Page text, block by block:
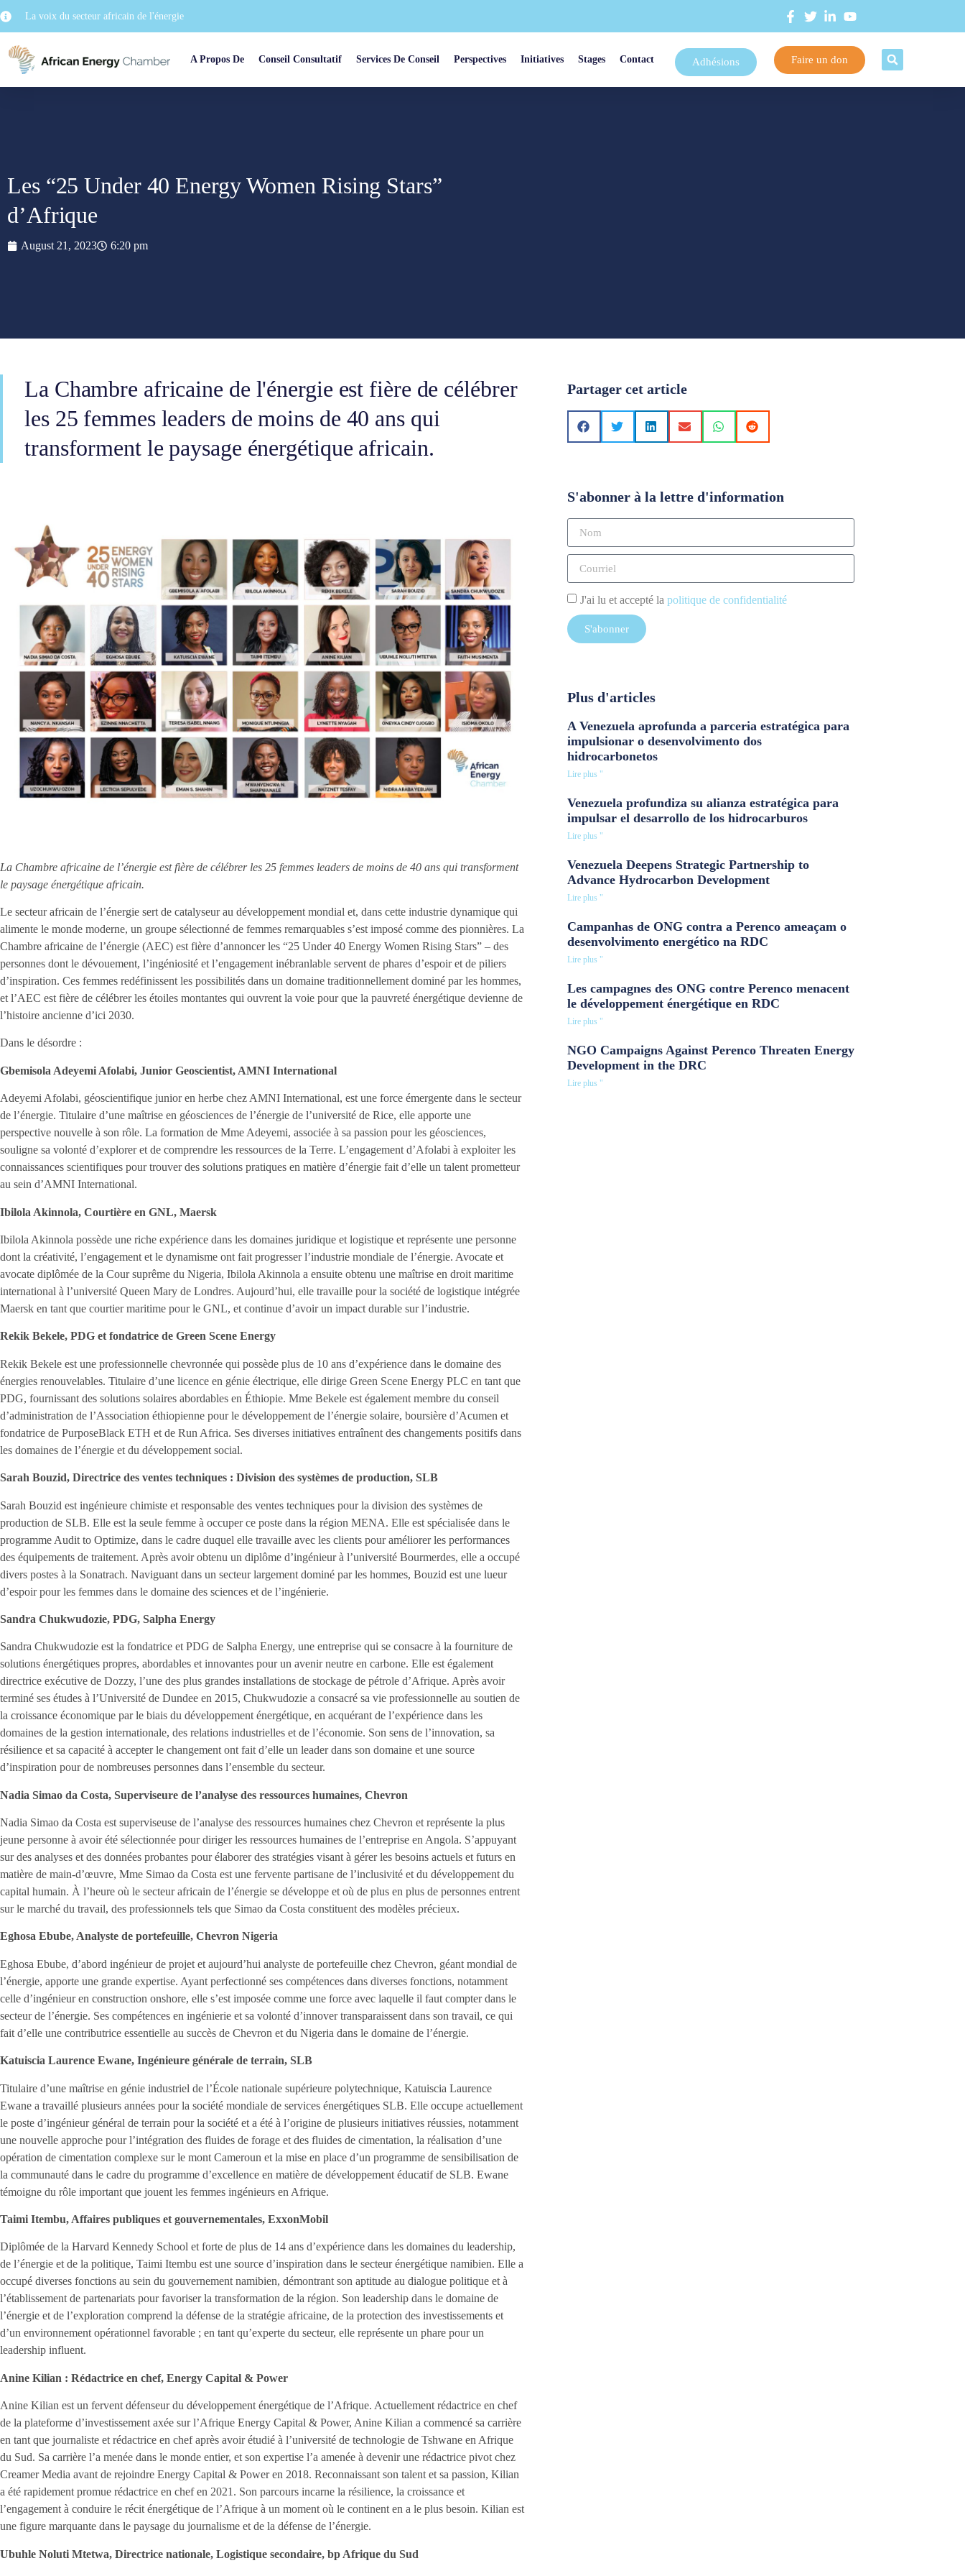
La voix du secteur africain de l'énergie
A Propos De Conseil Consultatif Services De Conseil Perspectives Initiatives Stages Contact Adhésions Faire un don
Les “25 Under 40 Energy Women Rising Stars”
d’Afrique
August 21, 2023 6:20 pm
La Chambre africaine de l'énergie est fière de célébrer
les 25 femmes leaders de moins de 40 ans qui
transforment le paysage énergétique africain.
La Chambre africaine de l’énergie est fière de célébrer les 25 femmes leaders de moins de 40 ans qui transforment
le paysage énergétique africain.
Le secteur africain de l’énergie sert de catalyseur au développement mondial et, dans cette industrie dynamique qui
alimente le monde moderne, un groupe sélectionné de femmes remarquables s’est imposé comme des pionnières. La
Chambre africaine de l’énergie (AEC) est fière d’annoncer les “25 Under 40 Energy Women Rising Stars” – des
personnes dont le dévouement, l’ingéniosité et l’engagement inébranlable servent de phares d’espoir et de piliers
d’inspiration. Ces femmes redéfinissent les possibilités dans un domaine traditionnellement dominé par les hommes,
et l’AEC est fière de célébrer les étoiles montantes qui ouvrent la voie pour que la pauvreté énergétique devienne de
l’histoire ancienne d’ici 2030.
Dans le désordre :
Gbemisola Adeyemi Afolabi, Junior Geoscientist, AMNI International
Adeyemi Afolabi, géoscientifique junior en herbe chez AMNI International, est une force émergente dans le secteur
de l’énergie. Titulaire d’une maîtrise en géosciences de l’énergie de l’université de Rice, elle apporte une
perspective nouvelle à son rôle. La formation de Mme Adeyemi, associée à sa passion pour les géosciences,
souligne sa volonté d’explorer et de comprendre les ressources de la Terre. L’engagement d’Afolabi à exploiter les
connaissances scientifiques pour trouver des solutions pratiques en matière d’énergie fait d’elle un talent prometteur
au sein d’AMNI International.
Ibilola Akinnola, Courtière en GNL, Maersk
Ibilola Akinnola possède une riche expérience dans les domaines juridique et logistique et représente une personne
dont la créativité, l’engagement et le dynamisme ont fait progresser l’industrie mondiale de l’énergie. Avocate et
avocate diplômée de la Cour suprême du Nigeria, Ibilola Akinnola a ensuite obtenu une maîtrise en droit maritime
international à l’université Queen Mary de Londres. Aujourd’hui, elle travaille pour la société de logistique intégrée
Maersk en tant que courtier maritime pour le GNL, et continue d’avoir un impact durable sur l’industrie.
Rekik Bekele, PDG et fondatrice de Green Scene Energy
Rekik Bekele est une professionnelle chevronnée qui possède plus de 10 ans d’expérience dans le domaine des
énergies renouvelables. Titulaire d’une licence en génie électrique, elle dirige Green Scene Energy PLC en tant que
PDG, fournissant des solutions solaires abordables en Éthiopie. Mme Bekele est également membre du conseil
d’administration de l’Association éthiopienne pour le développement de l’énergie solaire, boursière d’Acumen et
fondatrice de PurposeBlack ETH et de Run Africa. Ses diverses initiatives entraînent des changements positifs dans
les domaines de l’énergie et du développement social.
Sarah Bouzid, Directrice des ventes techniques : Division des systèmes de production, SLB
Sarah Bouzid est ingénieure chimiste et responsable des ventes techniques pour la division des systèmes de
production de SLB. Elle est la seule femme à occuper ce poste dans la région MENA. Elle est spécialisée dans le
programme Audit to Optimize, dans le cadre duquel elle travaille avec les clients pour améliorer les performances
des équipements de traitement. Après avoir obtenu un diplôme d’ingénieur à l’université Bourmerdes, elle a occupé
divers postes à la Sonatrach. Naviguant dans un secteur largement dominé par les hommes, Bouzid est une lueur
d’espoir pour les femmes dans le domaine des sciences et de l’ingénierie.
Sandra Chukwudozie, PDG, Salpha Energy
Sandra Chukwudozie est la fondatrice et PDG de Salpha Energy, une entreprise qui se consacre à la fourniture de
solutions énergétiques propres, abordables et innovantes pour un avenir neutre en carbone. Elle est également
directrice exécutive de Dozzy, l’une des plus grandes installations de stockage de pétrole d’Afrique. Après avoir
terminé ses études à l’Université de Dundee en 2015, Chukwudozie a consacré sa vie professionnelle au soutien de
la croissance économique par le biais du développement énergétique, en acquérant de l’expérience dans les
domaines de la gestion internationale, des relations industrielles et de l’économie. Son sens de l’innovation, sa
résilience et sa capacité à accepter le changement ont fait d’elle un leader dans son domaine et une source
d’inspiration pour de nombreuses personnes dans l’ensemble du secteur.
Nadia Simao da Costa, Superviseure de l’analyse des ressources humaines, Chevron
Nadia Simao da Costa est superviseuse de l’analyse des ressources humaines chez Chevron et représente la plus
jeune personne à avoir été sélectionnée pour diriger les ressources humaines de l’entreprise en Angola. S’appuyant
sur des analyses et des données probantes pour élaborer des stratégies visant à gérer les besoins actuels et futurs en
matière de main-d’œuvre, Mme Simao da Costa est une fervente partisane de l’inclusivité et du développement du
capital humain. À l’heure où le secteur africain de l’énergie se développe et où de plus en plus de personnes entrent
sur le marché du travail, des professionnels tels que Simao da Costa constituent des modèles précieux.
Eghosa Ebube, Analyste de portefeuille, Chevron Nigeria
Eghosa Ebube, d’abord ingénieur de projet et aujourd’hui analyste de portefeuille chez Chevron, géant mondial de
l’énergie, apporte une grande expertise. Ayant perfectionné ses compétences dans diverses fonctions, notamment
celle d’ingénieur en construction onshore, elle s’est imposée comme une force avec laquelle il faut compter dans le
secteur de l’énergie. Ses compétences en ingénierie et sa volonté d’innover transparaissent dans son travail, ce qui
fait d’elle une contributrice essentielle au succès de Chevron et du Nigeria dans le domaine de l’énergie.
Katuiscia Laurence Ewane, Ingénieure générale de terrain, SLB
Titulaire d’une maîtrise en génie industriel de l’École nationale supérieure polytechnique, Katuiscia Laurence
Ewane a travaillé plusieurs années pour la société mondiale de services énergétiques SLB. Elle occupe actuellement
le poste d’ingénieur général de terrain pour la société et a été à l’origine de plusieurs initiatives réussies, notamment
une nouvelle approche pour l’intégration des fluides de forage et des fluides de cimentation, la réalisation d’une
opération de cimentation complexe sur le mont Cameroun et la mise en place d’un programme de sensibilisation de
la communauté dans le cadre du programme d’excellence en matière de développement éducatif de SLB. Ewane
témoigne du rôle important que jouent les femmes ingénieurs en Afrique.
Taimi Itembu, Affaires publiques et gouvernementales, ExxonMobil
Diplômée de la Harvard Kennedy School et forte de plus de 14 ans d’expérience dans les domaines du leadership,
de l’énergie et de la politique, Taimi Itembu est une source d’inspiration dans le secteur énergétique namibien. Elle a
occupé diverses fonctions au sein du gouvernement namibien, démontrant son aptitude au dialogue politique et à
l’établissement de partenariats pour favoriser la transformation de la région. Son leadership dans le domaine de
l’énergie et de l’exploration comprend la défense de la stratégie africaine, de la protection des investissements et
d’un environnement opérationnel favorable ; en tant qu’experte du secteur, elle représente un phare pour un
leadership influent.
Anine Kilian : Rédactrice en chef, Energy Capital & Power
Anine Kilian est un fervent défenseur du développement énergétique de l’Afrique. Actuellement rédactrice en chef
de la plateforme d’investissement axée sur l’Afrique Energy Capital & Power, Anine Kilian a commencé sa carrière
en tant que journaliste et rédactrice en chef après avoir étudié à l’université de technologie de Tshwane en Afrique
du Sud. Sa carrière l’a menée dans le monde entier, et son expertise l’a amenée à devenir une rédactrice pivot chez
Creamer Media avant de rejoindre Energy Capital & Power en 2018. Reconnaissant son talent et sa passion, Kilian
a été rapidement promue rédactrice en chef en 2021. Son parcours incarne la résilience, la croissance et
l’engagement à conduire le récit énergétique de l’Afrique à un moment où le continent en a le plus besoin. Kilian est
une figure marquante dans le paysage du journalisme et de la défense de l’énergie.
Ubuhle Noluti Mtetwa, Directrice nationale, Logistique secondaire, bp Afrique du Sud
Partager cet article
S'abonner à la lettre d'information
J'ai lu et accepté la politique de confidentialité
S'abonner
Plus d'articles
A Venezuela aprofunda a parceria estratégica para
impulsionar o desenvolvimento dos
hidrocarbonetos
Lire plus "
Venezuela profundiza su alianza estratégica para
impulsar el desarrollo de los hidrocarburos
Lire plus "
Venezuela Deepens Strategic Partnership to
Advance Hydrocarbon Development
Lire plus "
Campanhas de ONG contra a Perenco ameaçam o
desenvolvimento energético na RDC
Lire plus "
Les campagnes des ONG contre Perenco menacent
le développement énergétique en RDC
Lire plus "
NGO Campaigns Against Perenco Threaten Energy
Development in the DRC
Lire plus "